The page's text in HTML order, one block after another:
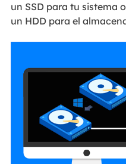
un SSD para tu sistema
un HDD para el